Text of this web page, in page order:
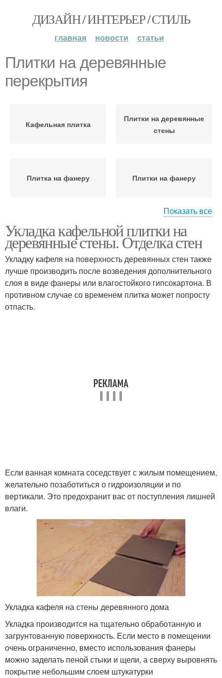
ДИЗАЙН / ИНТЕРЬЕР / СТИЛЬ
главная новости статьи
Плитки на деревянные
перекрытия
Кафельная плитка
Плитки на деревянные
стены
Плитка на фанеру Плитки на фанеру
Плитка на жидкие
гвозди
стену
Керамическая плитка Основа под плитку
Показать все
Укладка кафельной плитки на
деревянные стены. Отделка стен
Укладку кафеля на поверхность деревянных стен также
лучше производить после возведения дополнительного
слоя в виде фанеры или влагостойкого гипсокартона. В
противном случае со временем плитка может попросту
отпасть.
Если ванная комната соседствует с жилым помещением,
желательно позаботиться о гидроизоляции и по
вертикали. Это предохранит вас от поступления лишней
влаги.
Укладка кафеля на стены деревянного дома
Укладка производится на тщательно обработанную и
загрунтованную поверхность. Если место в помещении
очень ограниченно, вместо использования фанеры
можно заделать пеной стыки и щели, а сверху выровнять
покрытие небольшим слоем штукатурки